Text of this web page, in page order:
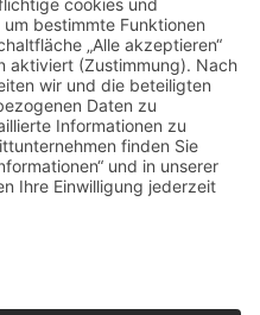
Carsten Frahm